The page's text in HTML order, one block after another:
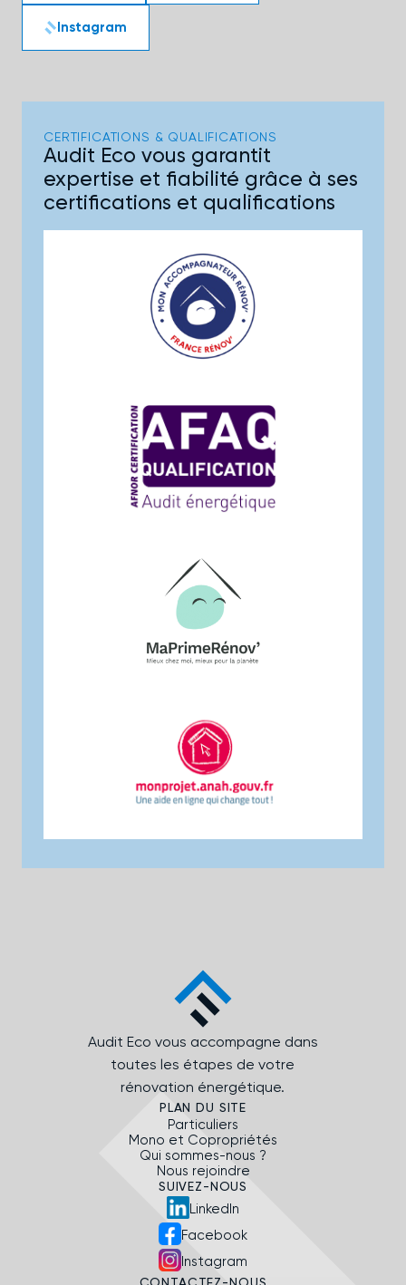
Instagram
CERTIFICATIONS & QUALIFICATIONS
Audit Eco vous garantit
expertise et fiabilité grâce à ses
certifications et qualifications
Audit Eco vous accompagne dans
toutes les étapes de votre
rénovation énergétique.
PLAN DU SITE
Particuliers
Mono et Copropriétés
Qui sommes-nous ?
Nous rejoindre
SUIVEZ-NOUS
LinkedIn
Facebook
Instagram